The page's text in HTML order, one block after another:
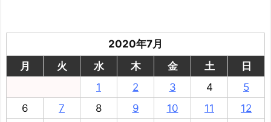
2020年7月
月
火 水 木 金 土
日
1
2 3 4
5
6
7 8 9 10 11
12